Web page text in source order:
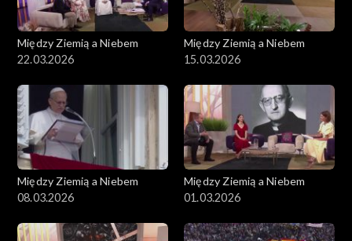
Między Ziemią a Niebem
22.03.2026
Między Ziemią a Niebem
15.03.2026
Między Ziemią a Niebem
08.03.2026
Między Ziemią a Niebem
01.03.2026